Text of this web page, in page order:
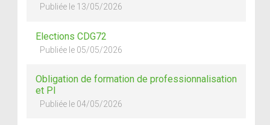
Publiée le 13/05/2026
Elections CDG72
Publiée le 05/05/2026
Obligation de formation de professionnalisation
et PI
Publiée le 04/05/2026